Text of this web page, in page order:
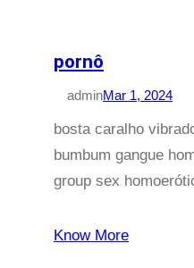
pornô
adminMar 1, 2024
bosta caralho
bumbum gangue
group sex
Know More